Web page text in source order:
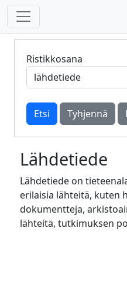
Ristikkosana
Tyhjennä
Lähdetiede
Lähdetiede on
erilaisia lähteitä, kuten
dokumentteja,
lähteitä, tutkimuksen